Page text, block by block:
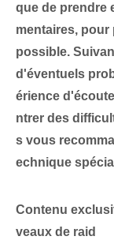
que de prendre
mentaires, pour
possible.
d'éventuels⁣
érience
ntrer des
s vous
echnique
Contenu
veaux de raid